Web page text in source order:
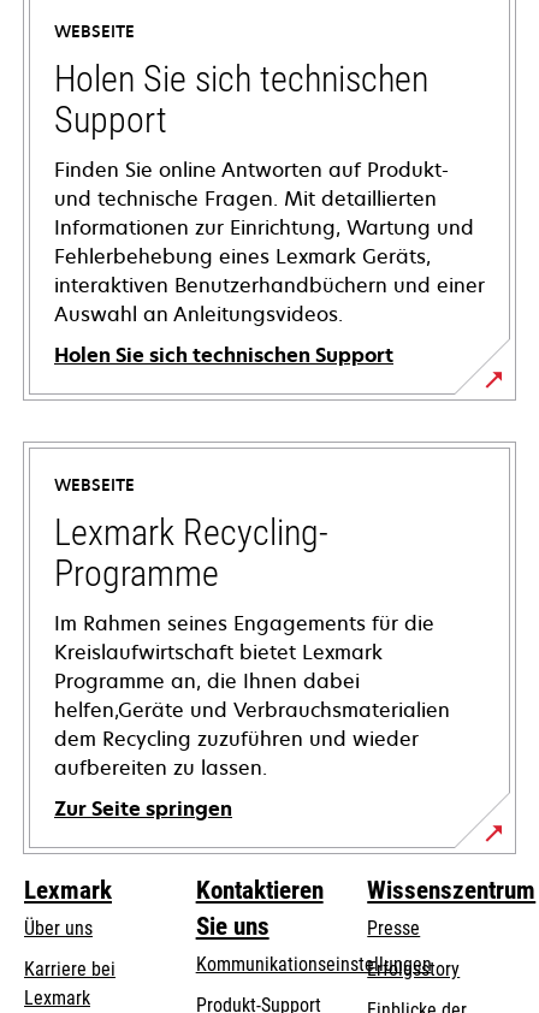
WEBSEITE
Holen Sie sich technischen
Support
Finden Sie online Antworten auf Produkt-
und technische Fragen. Mit detaillierten
Informationen zur Einrichtung, Wartung und
Fehlerbehebung eines Lexmark Geräts,
interaktiven Benutzerhandbüchern und einer
Auswahl an Anleitungsvideos.
Holen Sie sich technischen Support
wird
in
neuen
Registerkarte
geöffnet
WEBSEITE
Lexmark Recycling-
Programme
Im Rahmen seines Engagements für die
Kreislaufwirtschaft bietet Lexmark
Programme an, die Ihnen dabei
helfen,Geräte und Verbrauchsmaterialien
dem Recycling zuzuführen und wieder
aufbereiten zu lassen.
Zur Seite springen
Lexmark
Über uns
Karriere bei
Lexmark
Kontaktieren
Sie uns
Kommunikationseinstellungen
wird
Produkt-Supportwird
Wissenszentrum
Presse
Erfolgsstory